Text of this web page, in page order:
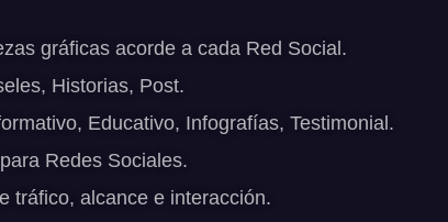
gráficas acorde a cada Red Social.
Historias, Post.
Educativo, Infografías, Testimonial.
Redes Sociales.
tráfico, alcance e interacción.